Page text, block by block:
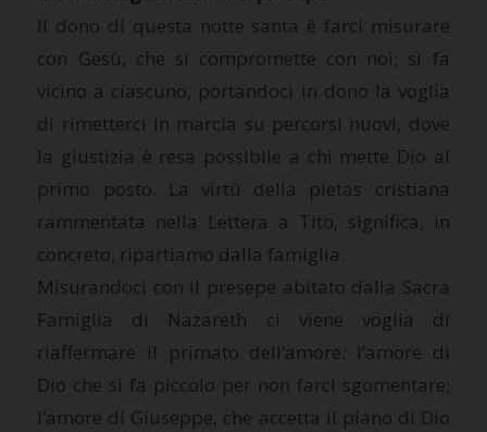
Il dono di questa notte santa è farci misurare
con Gesù, che si compromette con noi; si fa
vicino a ciascuno, portandoci in dono la voglia
di rimetterci in marcia su percorsi nuovi, dove
la giustizia è resa possibile a chi mette Dio al
primo posto. La virtù della pietas cristiana
rammentata nella Lettera a Tito, significa, in
concreto, ripartiamo dalla famiglia.
Misurandoci con il presepe abitato dalla Sacra
Famiglia di Nazareth ci viene voglia di
riaffermare il primato dell’amore: l’amore di
Dio che si fa piccolo per non farci sgomentare;
l’amore di Giuseppe, che accetta il piano di Dio